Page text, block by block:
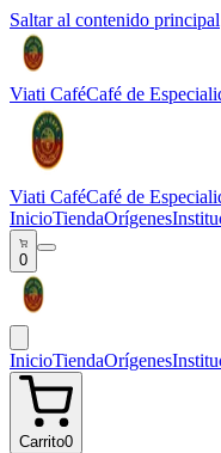
Saltar al contenido principal
Viati CaféCafé de
Viati CaféCafé de
InicioTiendaOrígenes
0
InicioTiendaOrígenes
Carrito0